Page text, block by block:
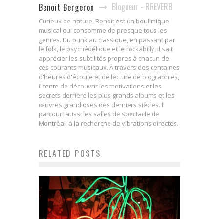
Benoit Bergeron Blogueur - RREVERB
Curieux de nature, Benoit est un boulimique
musical qui consomme de presque tous les
genres. Du punk au classique, en passant par
le folk, le psychédélique et le rockabilly, il sait
apprécier les subtilités propres à chacun de
ces courants musicaux. À travers des centaines
d'heures d'écoute et de lecture de biographies,
il tente de découvrir les motivations et les
secrets derrière les plus grands albums et les
œuvres grandioses des derniers siècles. Il
parcourt aussi les salles de spectacle de
Montréal, à la recherche de vibrations directes.
RELATED POSTS